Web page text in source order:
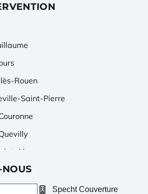
Rouen
Saint-Pierre
Aignan
du-RouvraySpecht Couverture